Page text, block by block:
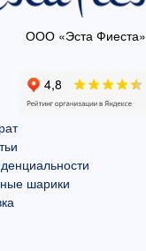
ООО «Эста Фиеста»
шарики